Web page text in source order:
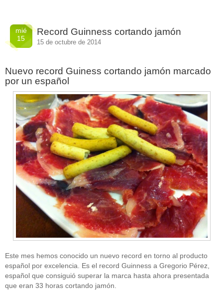
mié
15
Record Guinness cortando jamón
15 de octubre de 2014
Nuevo record Guiness cortando jamón marcado
por un español
Este mes hemos conocido un nuevo record en torno al producto
español por excelencia. Es el record Guinness a Gregorio Pérez,
español que consiguió superar la marca hasta ahora presentada
que eran 33 horas cortando jamón.